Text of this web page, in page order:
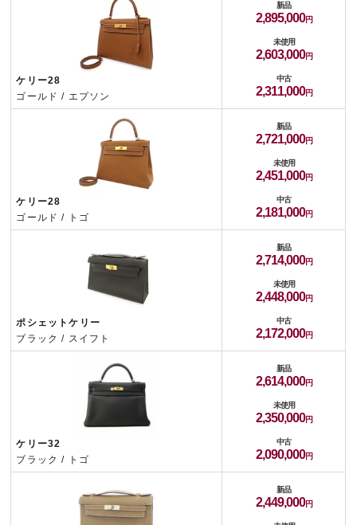
ケリー28
ゴールド / エプソン
新品
2,895,000
未使用
2,603,000
中古
2,311,000
ケリー28
ゴールド / トゴ
新品
2,721,000
未使用
2,451,000
中古
2,181,000
ポシェットケリー
ブラック / スイフト
新品
2,714,000
未使用
2,448,000
中古
2,172,000
ケリー32
ブラック / トゴ
新品
2,614,000
未使用
2,350,000
中古
2,090,000
新品
2,449,000